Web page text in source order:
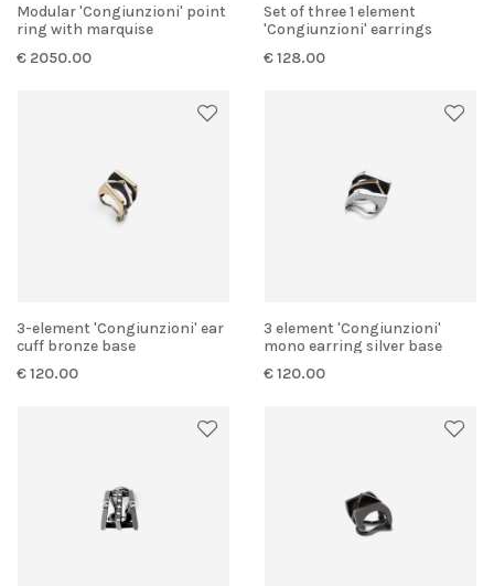
Modular 'Congiunzioni' point
ring with marquise
€ 2050.00
Set of three 1 element
'Congiunzioni' earrings
€ 128.00
3-element 'Congiunzioni' ear
cuff bronze base
€ 120.00
3 element 'Congiunzioni'
mono earring silver base
€ 120.00